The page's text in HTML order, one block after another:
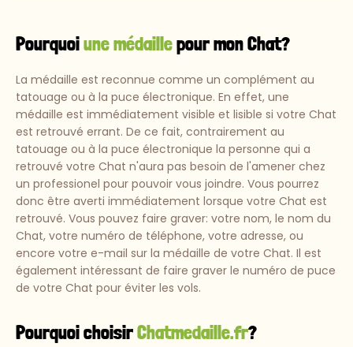
Pourquoiune médaillepour mon Chat?
La médaille est reconnue comme un complément au
tatouage ou à la puce électronique. En effet, une
médaille est immédiatement visible et lisible si votre Chat
est retrouvé errant. De ce fait, contrairement au
tatouage ou à la puce électronique la personne qui a
retrouvé votre Chat n'aura pas besoin de l'amener chez
un professionel pour pouvoir vous joindre. Vous pourrez
donc être averti immédiatement lorsque votre Chat est
retrouvé. Vous pouvez faire graver: votre nom, le nom du
Chat, votre numéro de téléphone, votre adresse, ou
encore votre e-mail sur la médaille de votre Chat. Il est
également intéressant de faire graver le numéro de puce
de votre Chat pour éviter les vols.
Pourquoi choisirChatmedaille.fr?